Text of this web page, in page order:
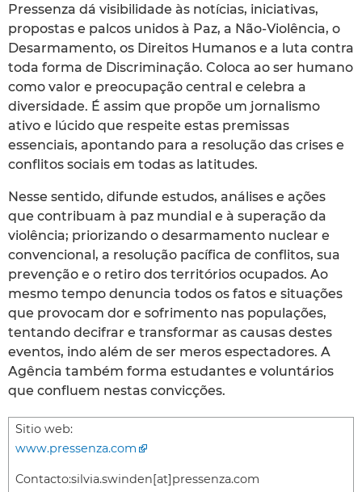
Pressenza dá visibilidade às notícias, iniciativas,
propostas e palcos unidos à Paz, a Não-Violência, o
Desarmamento, os Direitos Humanos e a luta contra
toda forma de Discriminação. Coloca ao ser humano
como valor e preocupação central e celebra a
diversidade. É assim que propõe um jornalismo
ativo e lúcido que respeite estas premissas
essenciais, apontando para a resolução das crises e
conflitos sociais em todas as latitudes.
Nesse sentido, difunde estudos, análises e ações
que contribuam à paz mundial e à superação da
violência; priorizando o desarmamento nuclear e
convencional, a resolução pacífica de conflitos, sua
prevenção e o retiro dos territórios ocupados. Ao
mesmo tempo denuncia todos os fatos e situações
que provocam dor e sofrimento nas populações,
tentando decifrar e transformar as causas destes
eventos, indo além de ser meros espectadores. A
Agência também forma estudantes e voluntários
que confluem nestas convicções.
Sitio web:
www.pressenza.com
Contacto:silvia.swinden[at]pressenza.com